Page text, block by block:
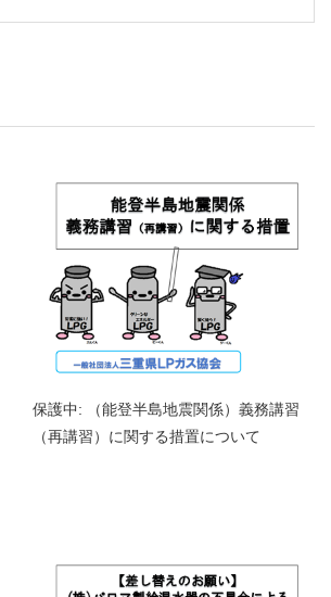
保護中: （能登半島地震関係）義務講習
（再講習）に関する措置について